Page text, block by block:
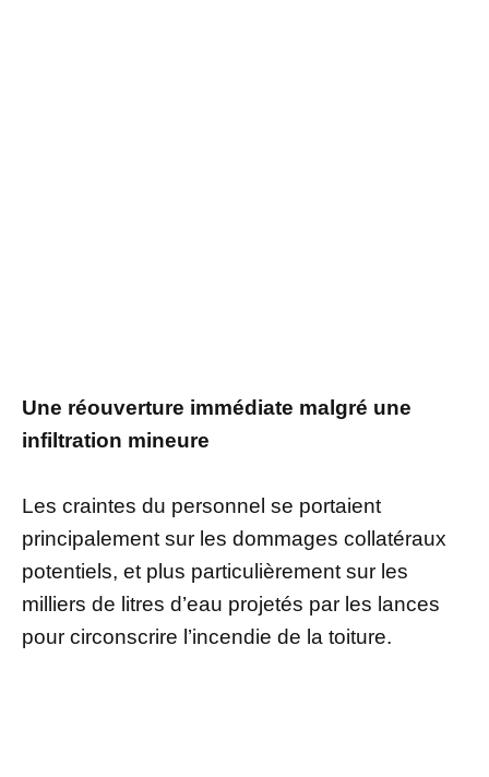
Une réouverture immédiate malgré une
infiltration mineure
Les craintes du personnel se portaient
principalement sur les dommages collatéraux
potentiels, et plus particulièrement sur les
milliers de litres d’eau projetés par les lances
pour circonscrire l’incendie de la toiture.